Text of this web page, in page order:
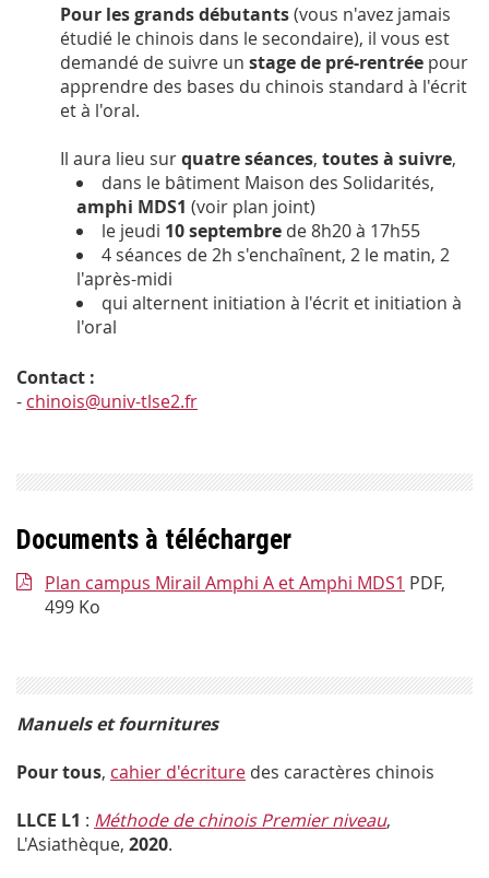
Pour les grands débutants(vous n'avez jamais
étudié le chinois dans le secondaire), il vous est
demandé de suivre un stage de pré-rentrée pour
apprendre des bases du chinois standard à l'écrit
et à l'oral.
Il aura lieu surquatre séances, toutes à suivre,
dans le bâtiment Maison des Solidarités,
amphi MDS1 (voir plan joint)
le jeudi 10 septembre de 8h20 à 17h55
4 séances de 2h s'enchaînent, 2 le matin, 2
l'après-midi
qui alternent initiation à l'écrit et initiation à
l'oral
Contact :
- chinois@univ-tlse2.fr
Documents à télécharger
Plan campus Mirail Amphi A et Amphi MDS1 PDF,
499 Ko
Manuels et fournitures
Pour tous, cahier d'écriture des caractères chinois
LLCE L1 : Méthode de chinois Premier niveau,
L'Asiathèque, 2020.